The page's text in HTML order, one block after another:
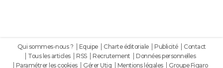
Qui sommes-nous ? Equipe Charte éditoriale Publicité
Contact
Tous les articles
RSS Recrutement
Données personnelles
Paramétrer les cookies
Gérer Utiq Mentions légales Groupe Figaro